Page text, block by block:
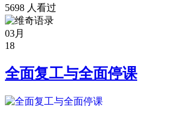
5698 人看过
03月
18
全面复工与全面停课